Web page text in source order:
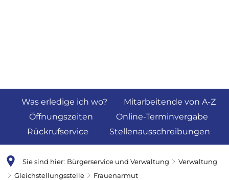
Was erledige ich wo?
Mitarbeitende von A-Z
Öffnungszeiten
Online-Terminvergabe
Rückrufservice
Stellenausschreibungen
Sie sind hier: Bürgerservice und Verwaltung
Verwaltung
Gleichstellungsstelle
Frauenarmut